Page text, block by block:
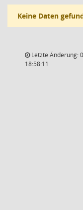
Keine Daten
Letzte Änderung:
18:58:11